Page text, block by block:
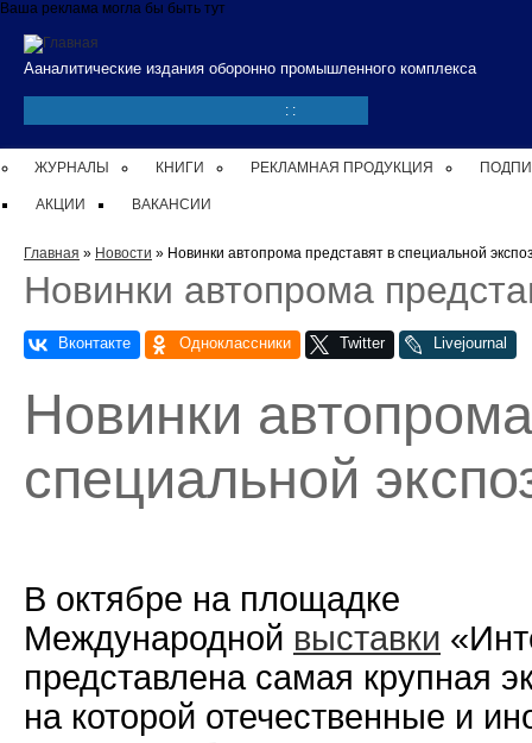
Перейти к основному содержанию
Ваша реклама могла бы быть тут
Ааналитические издания оборонно промышленного комплекса
: :
ЖУРНАЛЫ КНИГИ РЕКЛАМНАЯ ПРОДУКЦИЯ
АКЦИИ ВАКАНСИИ
Вы здесь
Главная » Новости » Новинки автопрома представят в специальной
Новинки автопрома
Новинки
специальной
В октябре на площадке
Международной выставки
представлена самая крупная
на которой отечественные и